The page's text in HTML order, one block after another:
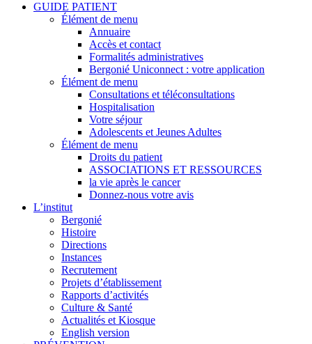
GUIDE PATIENT
Élément de menu
Annuaire
Accès et contact
Formalités administratives
Bergonié Uniconnect : votre application
Élément de menu
Consultations et téléconsultations
Hospitalisation
Votre séjour
Adolescents et Jeunes Adultes
Élément de menu
Droits du patient
ASSOCIATIONS ET RESSOURCES
la vie après le cancer
Donnez-nous votre avis
L’institut
Bergonié
Histoire
Directions
Instances
Recrutement
Projets d’établissement
Rapports d’activités
Culture & Santé
Actualités et Kiosque
English version